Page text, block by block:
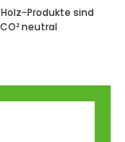
Produkte sind
CO² neutral